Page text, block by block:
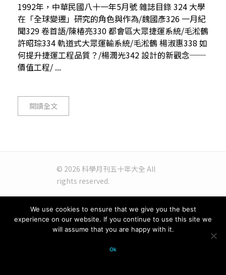
1992年，中華民國八十一年5月號 雜誌目錄 324 大學
在「全球變遷」研究的角色與作為/魏國彥326 一月紀
聞329 卷首語/陳椿亮330 都會區大眾捷運系統/毛淞鶴
許昭琮334 軌道式大眾運輸系統/毛淞鶴 楊淑惠338 如
何提升捷運工程品質？/楊潤光342 設計的新觀念──
價值工程/ ...
閱讀全文
© 2026 科學月刊五十年大全 All
rights reserved.
We use cookies to ensure that we give you the best
experience on our website. If you continue to use this site we
will assume that you are happy with it.
Ok